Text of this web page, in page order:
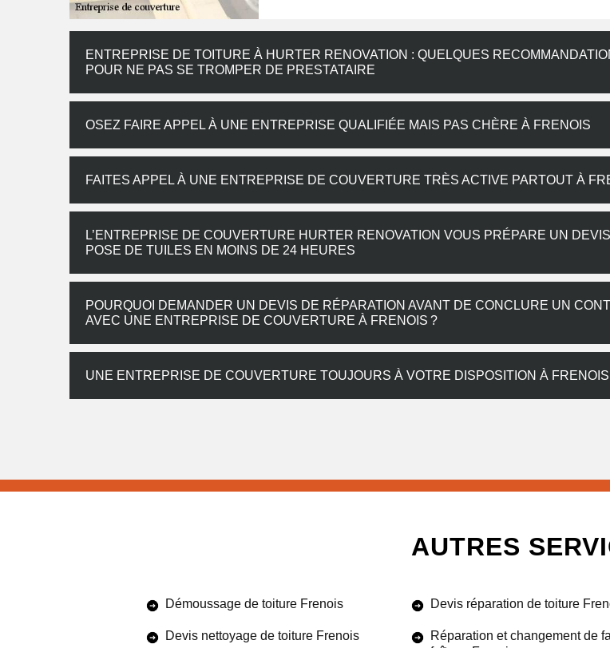
ENTREPRISE DE TOITURE À HURTER RENOVATION : QUELQUES
POUR NE PAS SE TROMPER DE PRESTATAIRE
OSEZ FAIRE APPEL À UNE ENTREPRISE QUALIFIÉE MAIS PAS CHÈRE À FRENOIS
FAITES APPEL À UNE ENTREPRISE DE COUVERTURE TRÈS ACTIVE PARTOUT À
L’ENTREPRISE DE COUVERTURE HURTER RENOVATION VOUS PRÉPARE UN
POSE DE TUILES EN MOINS DE 24 HEURES
POURQUOI DEMANDER UN DEVIS DE RÉPARATION AVANT DE CONCLURE UN
AVEC UNE ENTREPRISE DE COUVERTURE À FRENOIS ?
UNE ENTREPRISE DE COUVERTURE TOUJOURS À VOTRE DISPOSITION À FRENOIS
AUTRES
Démoussage de toiture Frenois
Devis nettoyage de toiture Frenois
Devis réparation de toiture
Réparation et changement de